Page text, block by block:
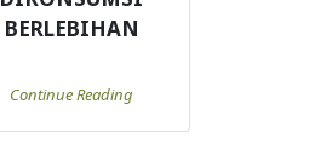
BERLEBIHAN
Continue Reading